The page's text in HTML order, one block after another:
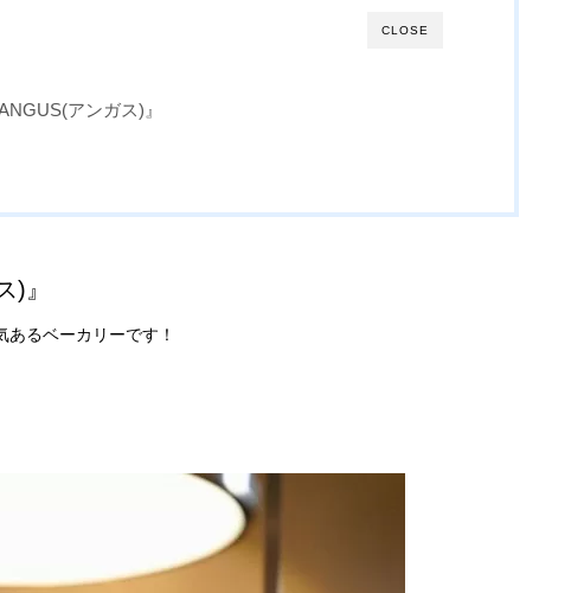
CLOSE
アンガス)』
)』
るベーカリーです！